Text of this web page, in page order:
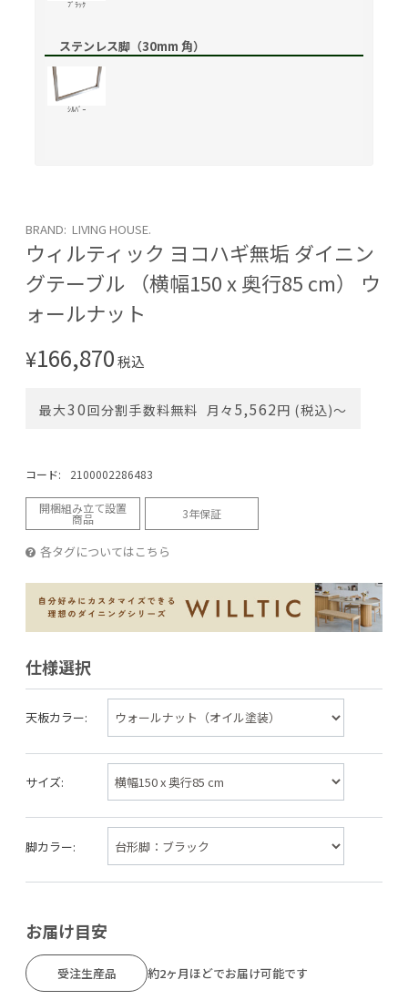
ﾌﾞﾗｯｸ
ステンレス脚（30mm 角）
ｼﾙﾊﾞｰ
BRAND: LIVING HOUSE.
ウィルティック ヨコハギ無垢 ダイニン
グテーブル （横幅150 x 奥行85 cm） ウ
ォールナット
¥166,870税込
最大30回分割手数料無料 月々 5,562円 (税込)〜
コード: 2100002286483
開梱組み立て設置
商品 3年保証
各タグについてはこちら
仕様選択
天板カラー:
サイズ:
脚カラー:
お届け目安
受注生産品 約2ヶ月ほどでお届け可能です